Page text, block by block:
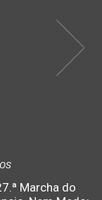
Nem Medo: